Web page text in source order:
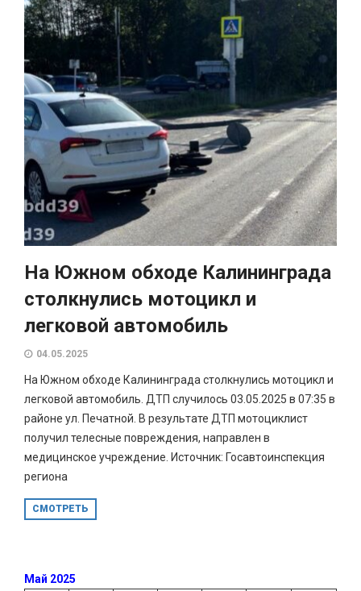
На Южном обходе Калининграда
столкнулись мотоцикл и
легковой автомобиль
04.05.2025
На Южном обходе Калининграда столкнулись мотоцикл и
легковой автомобиль. ДТП случилось 03.05.2025 в 07:35 в
районе ул. Печатной. В результате ДТП мотоциклист
получил телесные повреждения, направлен в
медицинское учреждение. Источник: Госавтоинспекция
региона
СМОТРЕТЬ
Май 2025